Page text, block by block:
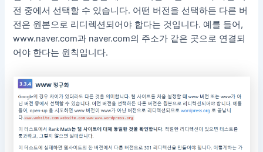
전 중에서 선택할 수 있습니다. 어떤 버전을 선택하든 다른 버
전은 원본으로 리디렉션되어야 합다는 것입니다. 예를 들어,
www.naver.com과 naver.com의 주소가 같은 곳으로 연결되
어야 한다는 원칙입니다.